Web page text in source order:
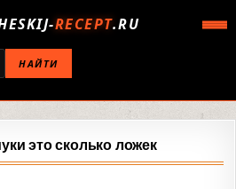
RECEPT.RU
НАЙТИ
это сколько ложек